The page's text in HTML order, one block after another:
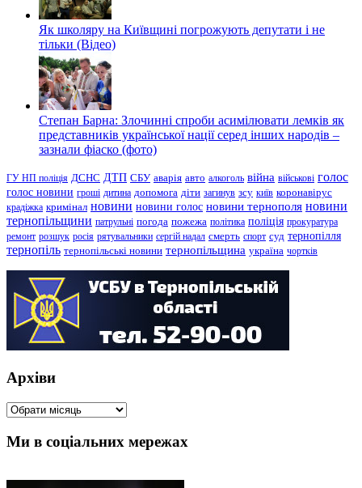
Як школяру на Київщині погрожують депутати і не
тільки (Відео)
Степан Барна: Злочинні спроби асимілювати лемків як
представників української нації серед інших народів –
зазнали фіаско (фото)
ГУ НП поліція ДСНС ДТП СБУ аварія авто алкоголь війна військові голос
голос новини гроші дитина допомога діти загинув зсу київ коронавірус
крадіжка кримінал новини новини голос новини тернополя новини
тернопільщини патрульні погода пожежа політика поліція прокуратура
ремонт розшук росія рятувальники сергій надал смерть спорт суд тернопілля
тернопіль тернопільські новини тернопільщина україна чортків
Архіви
Архіви
Ми в соціальних мережах